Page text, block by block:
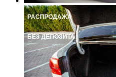
РАСПРОДАЖА
БЕЗ ДЕПОЗИТА